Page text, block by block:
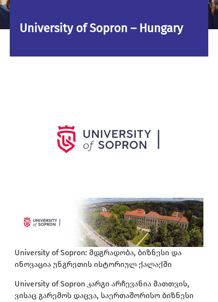
University of Sopron – Hungary
University of Sopron: მდგრადობა, ბიზნესი და
ინოვაცია უნგრეთის ისტორიულ ქალაქში
University of Sopron კარგი არჩევანია მათთვის,
ვისაც გარემოს დაცვა, საერთაშორისო ბიზნესი